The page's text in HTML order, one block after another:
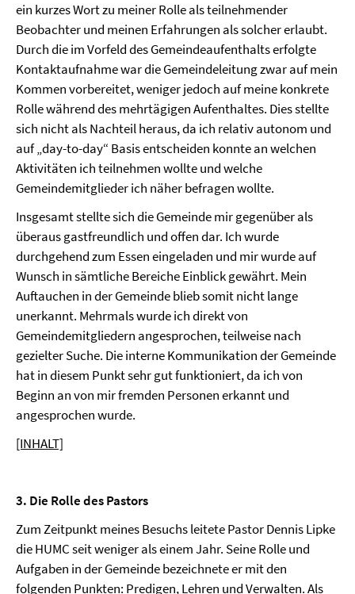
ein kurzes Wort zu meiner Rolle als teilnehmender
Beobachter und meinen Erfahrungen als solcher erlaubt.
Durch die im Vorfeld des Gemeindeaufenthalts erfolgte
Kontaktaufnahme war die Gemeindeleitung zwar auf mein
Kommen vorbereitet, weniger jedoch auf meine konkrete
Rolle während des mehrtägigen Aufenthaltes. Dies stellte
sich nicht als Nachteil heraus, da ich relativ autonom und
auf „day-to-day“ Basis entscheiden konnte an welchen
Aktivitäten ich teilnehmen wollte und welche
Gemeindemitglieder ich näher befragen wollte.
Insgesamt stellte sich die Gemeinde mir gegenüber als
überaus gastfreundlich und offen dar. Ich wurde
durchgehend zum Essen eingeladen und mir wurde auf
Wunsch in sämtliche Bereiche Einblick gewährt. Mein
Auftauchen in der Gemeinde blieb somit nicht lange
unerkannt. Mehrmals wurde ich direkt von
Gemeindemitgliedern angesprochen, teilweise nach
gezielter Suche. Die interne Kommunikation der Gemeinde
hat in diesem Punkt sehr gut funktioniert, da ich von
Beginn an von mir fremden Personen erkannt und
angesprochen wurde.
[INHALT]
3. Die Rolle des Pastors
Zum Zeitpunkt meines Besuchs leitete Pastor Dennis Lipke
die HUMC seit weniger als einem Jahr. Seine Rolle und
Aufgaben in der Gemeinde bezeichnete er mit den
folgenden Punkten: Predigen, Lehren und Verwalten. Als